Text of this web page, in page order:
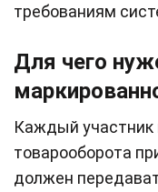
требованиям
Для чего
Каждый участник
товарооборота
должен